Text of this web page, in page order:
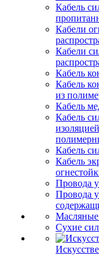
Кабель
Кабели
Кабели
Кабель
Кабель
из
Кабель
Кабель
Кабель
Кабель
Провода
Провода
Сухие